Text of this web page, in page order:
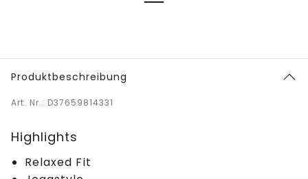
Produktbeschreibung
Art. Nr.: D37659814331
Highlights
Relaxed Fit